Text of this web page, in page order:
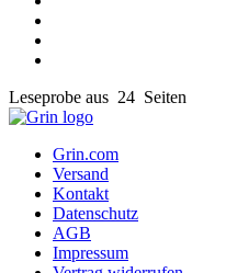
Leseprobe aus 24 Seiten
Grin.com
Versand
Kontakt
Datenschutz
AGB
Impressum